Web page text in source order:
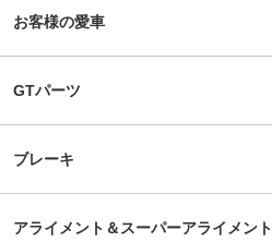
お客様の愛車
GTパーツ
ブレーキ
アライメント＆スーパーアライメント